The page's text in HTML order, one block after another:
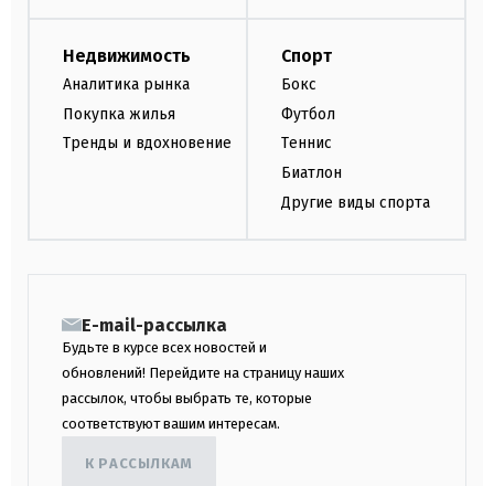
Недвижимость
Аналитика рынка
Покупка жилья
Тренды и вдохновение
Спорт
Бокс
Футбол
Теннис
Биатлон
Другие виды спорта
E-mail-рассылка
Будьте в курсе всех новостей и
обновлений! Перейдите на страницу наших
рассылок, чтобы выбрать те, которые
соответствуют вашим интересам.
К РАССЫЛКАМ